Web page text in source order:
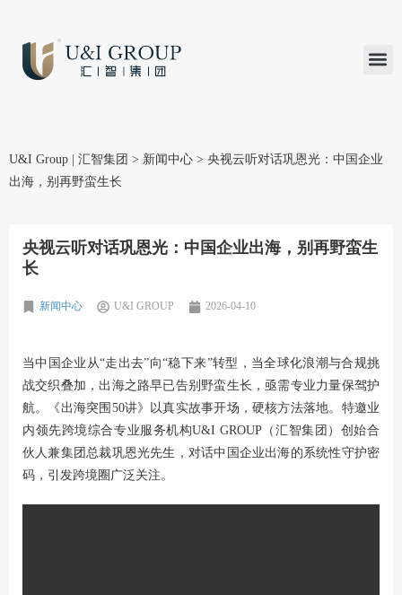
U&I Group | 汇智集团 > 新闻中心 > 央视云听对话巩恩光：中国企业
出海，别再野蛮生长
央视云听对话巩恩光：中国企业出海，别再野蛮生
长
新闻中心 U&I GROUP 2026-04-10
当中国企业从“走出去”向“稳下来”转型，当全球化浪潮与合规挑
战交织叠加，出海之路早已告别野蛮生长，亟需专业力量保驾护
航。《出海突围50讲》以真实故事开场，硬核方法落地。特邀业
内领先跨境综合专业服务机构U&I GROUP（汇智集团）创始合
伙人兼集团总裁巩恩光先生，对话中国企业出海的系统性守护密
码，引发跨境圈广泛关注。